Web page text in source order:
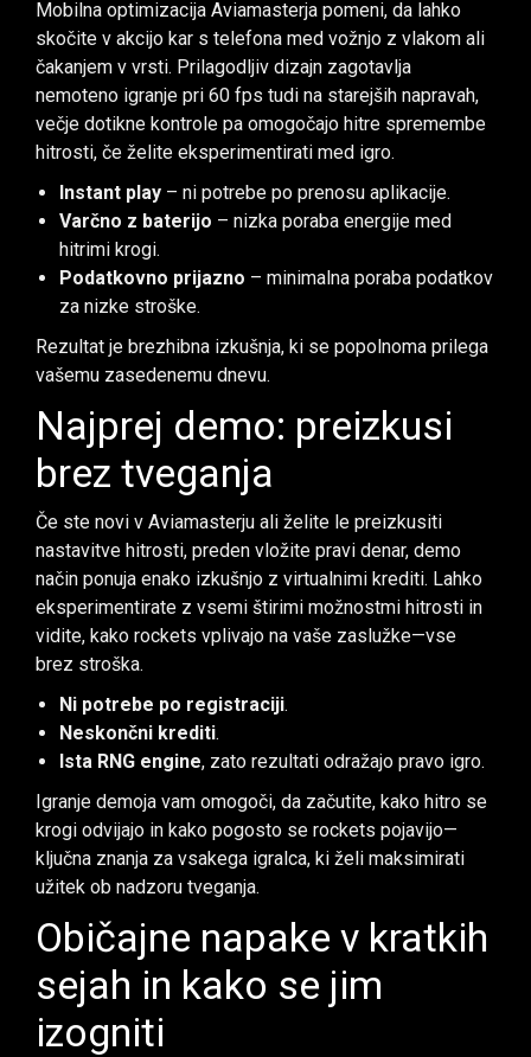
Mobilna optimizacija Aviamasterja pomeni, da lahko
skočite v akcijo kar s telefona med vožnjo z vlakom ali
čakanjem v vrsti. Prilagodljiv dizajn zagotavlja
nemoteno igranje pri 60 fps tudi na starejših napravah,
večje dotikne kontrole pa omogočajo hitre spremembe
hitrosti, če želite eksperimentirati med igro.
Instant play – ni potrebe po prenosu aplikacije.
Varčno z baterijo – nizka poraba energije med
hitrimi krogi.
Podatkovno prijazno – minimalna poraba podatkov
za nizke stroške.
Rezultat je brezhibna izkušnja, ki se popolnoma prilega
vašemu zasedenemu dnevu.
Najprej demo: preizkusi
brez tveganja
Če ste novi v Aviamasterju ali želite le preizkusiti
nastavitve hitrosti, preden vložite pravi denar, demo
način ponuja enako izkušnjo z virtualnimi krediti. Lahko
eksperimentirate z vsemi štirimi možnostmi hitrosti in
vidite, kako rockets vplivajo na vaše zaslužke—vse
brez stroška.
Ni potrebe po registraciji.
Neskončni krediti.
Ista RNG engine, zato rezultati odražajo pravo igro.
Igranje demoja vam omogoči, da začutite, kako hitro se
krogi odvijajo in kako pogosto se rockets pojavijo—
ključna znanja za vsakega igralca, ki želi maksimirati
užitek ob nadzoru tveganja.
Običajne napake v kratkih
sejah in kako se jim
izogniti